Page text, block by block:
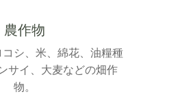
農作物
シ、米、綿花、油糧種
サイ、大麦などの畑作
物。